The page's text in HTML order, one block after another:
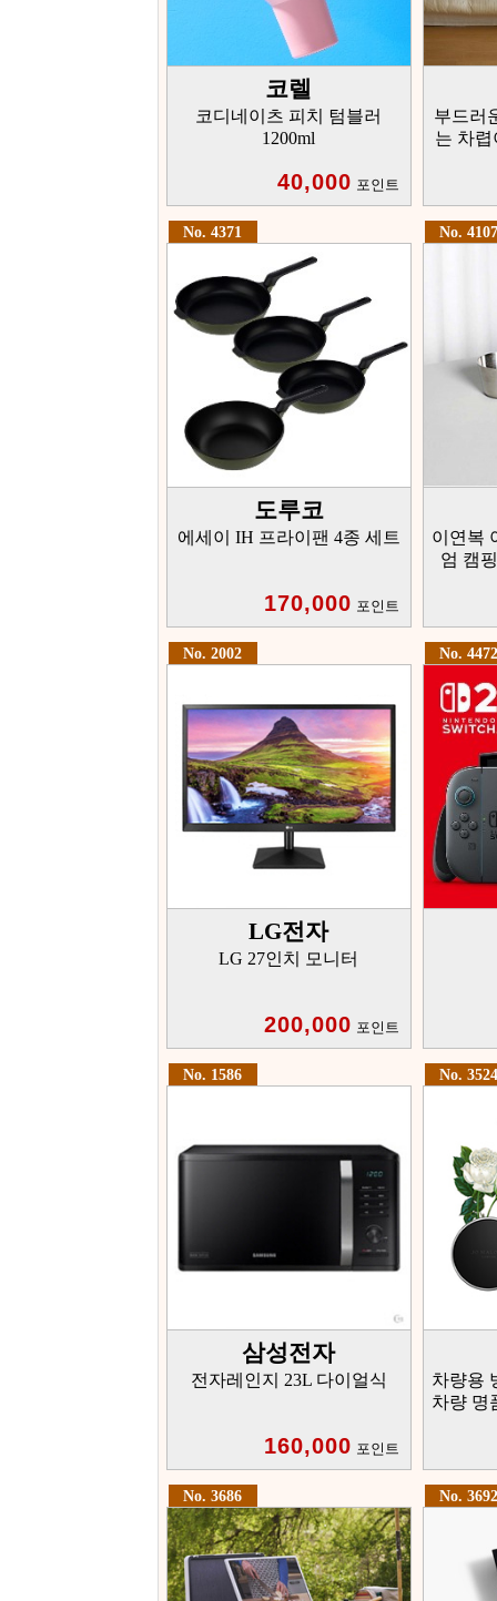
코렐
코디네이츠 피치 텀블러
1200ml
40,000 포인트
부드러
는 차
No. 4371
도루코
에세이 IH 프라이팬 4종 세트
170,000 포인트
No. 4107
이연복
엄 캠
No. 2002
LG전자
LG 27인치 모니터
200,000 포인트
No. 4472
No. 1586
삼성전자
전자레인지 23L 다이얼식
160,000 포인트
No. 3524
차량용
차량 명
No. 3686 No. 3692